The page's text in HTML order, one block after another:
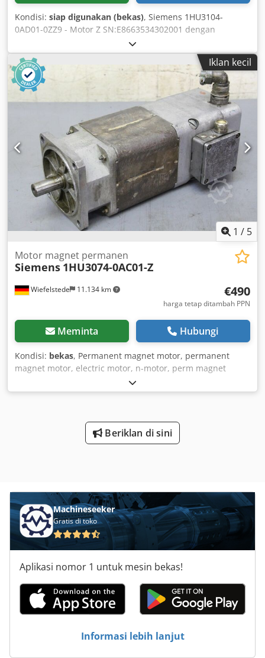
Kondisi: siap digunakan (bekas), Siemens 1HU3104-
0AD01-0ZZ9 - Motor Z SN:E8663534302001 dengan
takometer 1HU1052 20mV/menit dan rem penahan EBD 4
M 24V / 34W - Z: A31 dan G45 (rem penahan terpasang),
bekas, kondisi terawat dengan baik, 100% berfungsi,
termasuk sesuai foto. PERHATIAN: Biaya pengemasan dan
pengiriman harap ditanyakan secara terpisah! Codpfx Asy
Npuvjb Hoha
Iklan kecil
1 / 5
Wiefelstede 11.134 km
Motor magnet permanen
Siemens 1HU3074-0AC01-Z
€490
harga tetap ditambah PPN
Meminta Hubungi
Kondisi: bekas, Permanent magnet motor, permanent
magnet motor, electric motor, n-motor, perm magnet
motors, servo motor - Power: 1.8 kW - Voltage: 167 V
Chedpfx Aodkru Njb Hoa - Speed: 2,000 rpm - Shaft: Ø 24
140/215/H505 mm - Weight: 30 kg
Beriklan di sini
Machineseeker
Gratis di toko
Aplikasi nomor 1 untuk mesin bekas!
Informasi lebih lanjut